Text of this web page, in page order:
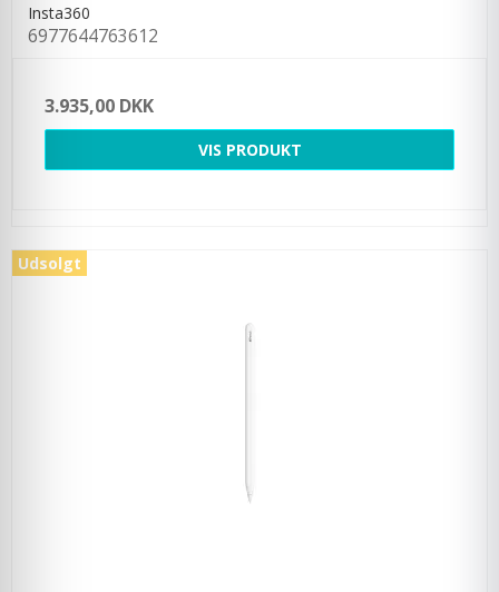
Insta360
6977644763612
3.935,00 DKK
VIS PRODUKT
Udsolgt